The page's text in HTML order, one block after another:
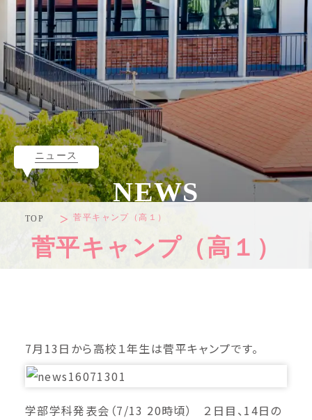
TOP 菅平キャンプ（高１）
菅平キャンプ（高１）
NEWS
ニュース
7月13日から高校１年生は菅平キャンプです。
学部学科発表会（7/13 20時頃） ２日目、14日の